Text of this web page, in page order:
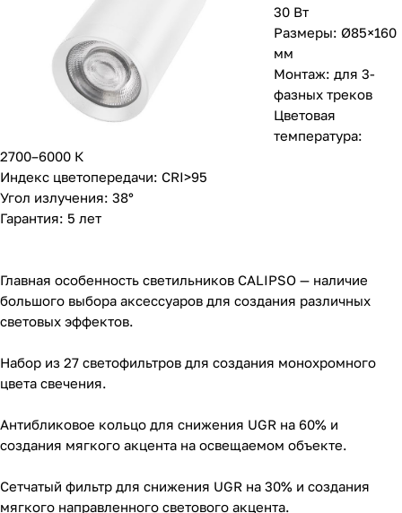
30 Вт
Размеры: Ø85×160
мм
Монтаж: для 3-
фазных треков
Цветовая
температура:
2700–6000 К
Индекс цветопередачи: CRI>95
Угол излучения: 38°
Гарантия: 5 лет
Главная особенность светильников CALIPSO — наличие
большого выбора аксессуаров для создания различных
световых эффектов.
Набор из 27 светофильтров для создания монохромного
цвета свечения.
Антибликовое кольцо для снижения UGR на 60% и
создания мягкого акцента на освещаемом объекте.
Сетчатый фильтр для снижения UGR на 30% и создания
мягкого направленного светового акцента.